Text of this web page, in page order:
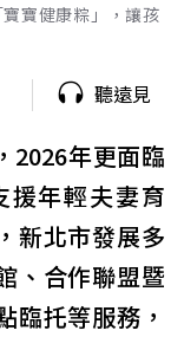
寶健康粽」，讓孩
聽遠見
2026年更面臨
援年輕夫妻育
新北市發展多
、合作聯盟暨
臨托等服務，